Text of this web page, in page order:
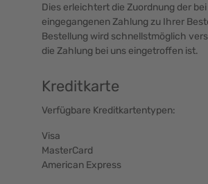
Dies erleichtert die Zuordnung der bei
eingegangenen Zahlung zu Ihrer
Bestellung wird schnellstmöglich
die Zahlung bei uns eingetroffen ist.
Kreditkarte
Verfügbare Kreditkartentypen:
Visa
MasterCard
American Express